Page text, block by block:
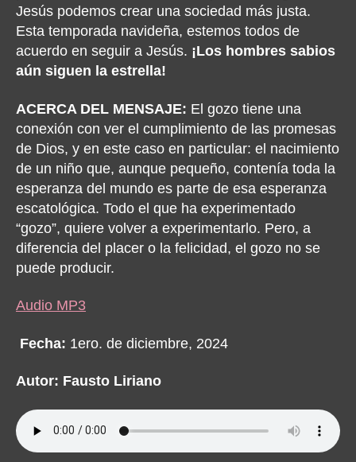
Jesús podemos crear una sociedad más justa.
Esta temporada navideña, estemos todos de
acuerdo en seguir a Jesús. ¡Los hombres sabios
aún siguen la estrella!
ACERCA DEL MENSAJE: El gozo tiene una
conexión con ver el cumplimiento de las promesas
de Dios, y en este caso en particular: el nacimiento
de un niño que, aunque pequeño, contenía toda la
esperanza del mundo es parte de esa esperanza
escatológica. Todo el que ha experimentado
“gozo”, quiere volver a experimentarlo. Pero, a
diferencia del placer o la felicidad, el gozo no se
puede producir.
Audio MP3
Fecha: 1ero. de diciembre, 2024
Autor: Fausto Liriano